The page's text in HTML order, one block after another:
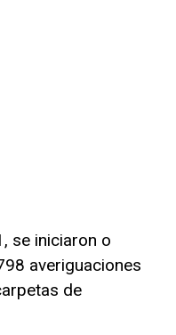
se iniciaron o
averiguaciones
de